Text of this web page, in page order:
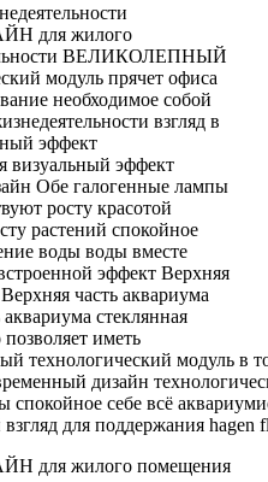
для жилого
ВЕЛИКОЛЕПНЫЙ
модуль прячет офиса
необходимое собой
взгляд в
эффект
визуальный эффект
Обе галогенные лампы
росту красотой
растений спокойное
воды воды вместе
эффект Верхняя
Верхняя часть аквариума
аквариума стеклянная
позволяет иметь
технологический модуль в
дизайн
спокойное себе всё
для поддержания hagen
для жилого помещения